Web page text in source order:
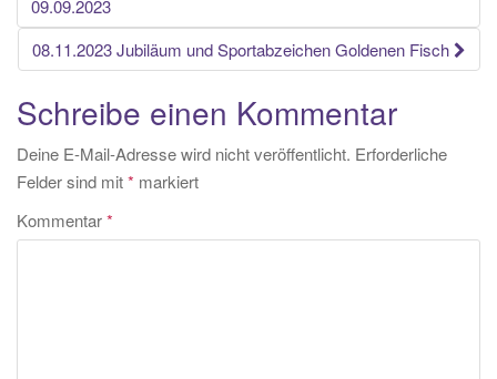
Navigation
09.09.2023
08.11.2023 Jubiläum und Sportabzeichen Goldenen Fisch
Schreibe einen Kommentar
Deine E-Mail-Adresse wird nicht veröffentlicht. Erforderliche
Felder sind mit* markiert
Kommentar*